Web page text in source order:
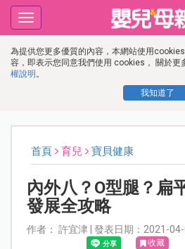
為提供您更多優質的內容，本網站使用
容，即表示您同意我們使用 cookies， 關於更
權說明 。
我知道了
Toggle
navigation
首頁 育兒 寶貝健康
內外八？O型腿？扁
發展全攻略
作者： 許宜津 | 發表日期：2021-
收藏